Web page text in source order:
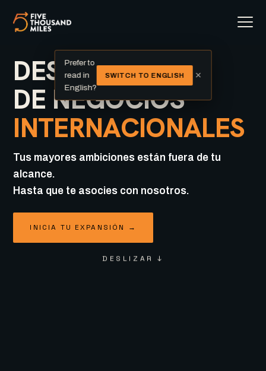
DESARROLLO
DE NEGOCIOS
INTERNACIONALES
Tus mayores ambiciones están fuera de tu
alcance.
Hasta que te asocies con nosotros.
INICIA TU EXPANSIÓN →
DESLIZAR ↓
Prefer to
read in
English?
SWITCH TO ENGLISH ×